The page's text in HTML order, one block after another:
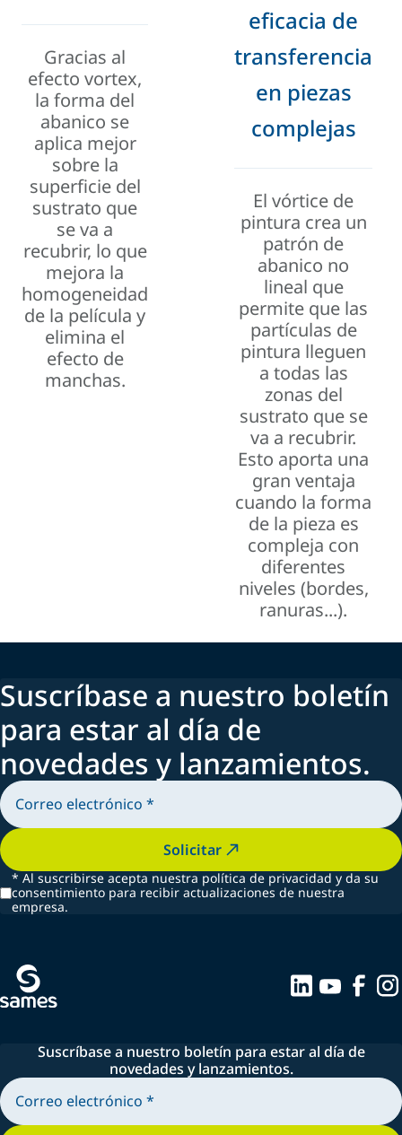
Gracias al
efecto vortex,
la forma del
abanico se
aplica mejor
sobre la
superficie del
sustrato que
se va a
recubrir, lo que
mejora la
homogeneidad
de la película y
elimina el
efecto de
manchas.
eficacia de
transferencia
en piezas
complejas
El vórtice de
pintura crea un
patrón de
abanico no
lineal que
permite que las
partículas de
pintura lleguen
a todas las
zonas del
sustrato que se
va a recubrir.
Esto aporta una
gran ventaja
cuando la forma
de la pieza es
compleja con
diferentes
niveles (bordes,
ranuras...).
Suscríbase a nuestro boletín
para estar al día de
novedades y lanzamientos.
Solicitar
* Al suscribirse acepta nuestra política de privacidad y da su
consentimiento para recibir actualizaciones de nuestra
empresa.
Suscríbase a nuestro boletín para estar al día de
novedades y lanzamientos.